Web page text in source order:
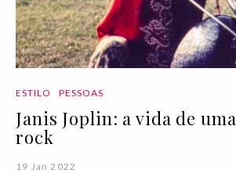
ESTILO PESSOAS
Janis Joplin: a vida de
rock
19 Jan 2022